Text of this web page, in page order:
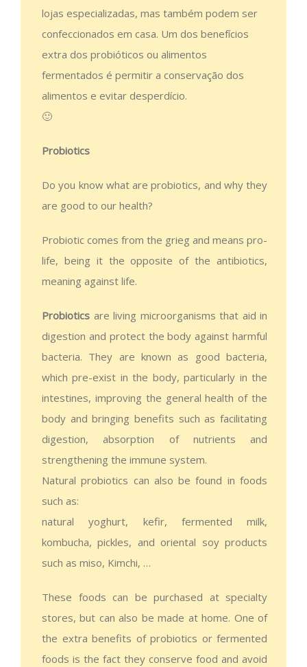
lojas especializadas, mas também podem ser
confeccionados em casa. Um dos benefícios
extra dos probióticos ou alimentos
fermentados é permitir a conservação dos
alimentos e evitar desperdício.
🙂
Probiotics
Do you know what are probiotics, and why they
are good to our health?
Probiotic comes from the grieg and means pro-
life, being it the opposite of the antibiotics,
meaning against life.
Probiotics are living microorganisms that aid in
digestion and protect the body against harmful
bacteria. They are known as good bacteria,
which pre-exist in the body, particularly in the
intestines, improving the general health of the
body and bringing benefits such as facilitating
digestion, absorption of nutrients and
strengthening the immune system.
Natural probiotics can also be found in foods
such as:
natural yoghurt, kefir, fermented milk,
kombucha, pickles, and oriental soy products
such as miso, Kimchi, …
These foods can be purchased at specialty
stores, but can also be made at home. One of
the extra benefits of probiotics or fermented
foods is the fact they conserve food and avoid